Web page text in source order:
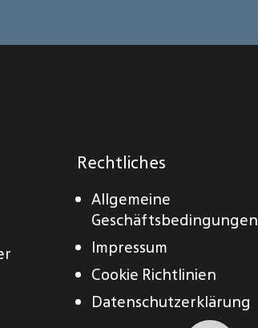
Rechtliches
Allgemeine
Geschäftsbedingungen
Impressum
Cookie Richtlinien
Datenschutzerklärung